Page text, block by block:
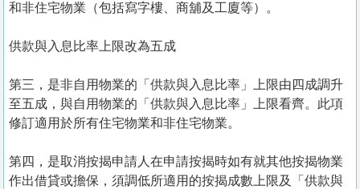
和非住宅物業（包括寫字樓、商舖及工廈等）。
供款與入息比率上限改為五成
第三，是非自用物業的「供款與入息比率」上限由四成調升
至五成，與自用物業的「供款與入息比率」上限看齊。此項
修訂適用於所有住宅物業和非住宅物業。
第四，是取消按揭申請人在申請按揭時如有就其他按揭物業
作出借貸或擔保，須調低所適用的按揭成數上限及「供款與